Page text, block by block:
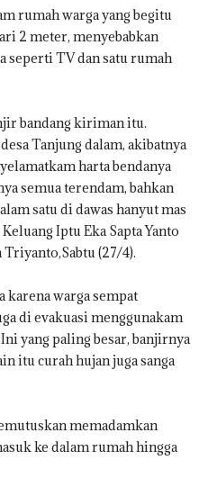
rumah warga yang begitu
2 meter, menyebabkan
seperti TV dan satu rumah
bandang kiriman itu.
Tanjung dalam, akibatnya
harta bendanya
semua terendam, bahkan
satu di dawas hanyut mas
Iptu Eka Sapta Yanto
(27/4).
karena warga sempat
di evakuasi menggunakam
yang paling besar, banjirnya
itu curah hujan juga sanga
memadamkan
ke dalam rumah hingga